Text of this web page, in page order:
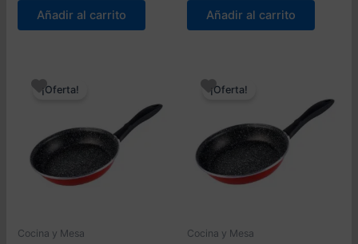
original
era:
actual
es:
Añadir al carrito
original
era:
actual
es:
Añadir al carrito
¡Oferta!
Cocina y Mesa
¡Oferta!
Cocina y Mesa